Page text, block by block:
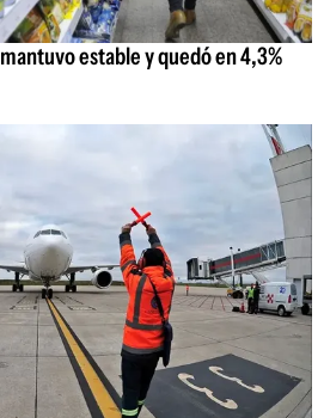
estable y quedó en 4,3%